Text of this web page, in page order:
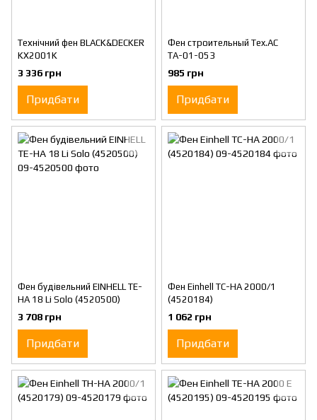
Технічний фен BLACK&DECKER
KX2001K
3 336 грн
Придбати
Фен строительный Tex.AC
ТА-01-053
985 грн
Придбати
Фен будівельний EINHELL TE-
HA 18 Li Solo (4520500)
3 708 грн
Придбати
Фен Einhell TC-HA 2000/1
(4520184)
1 062 грн
Придбати